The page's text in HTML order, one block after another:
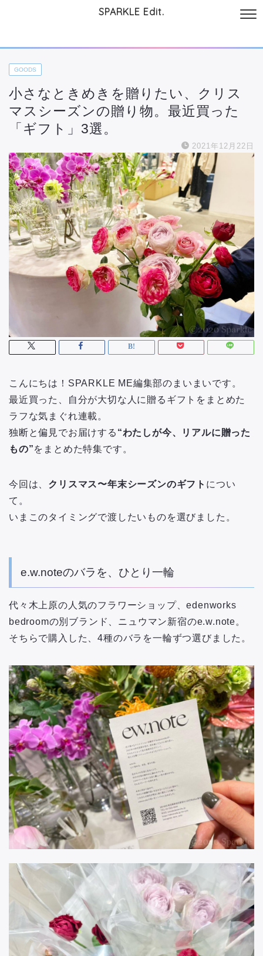
SPARKLE Edit.
GOODS
小さなときめきを贈りたい、クリス
マスシーズンの贈り物。最近買った
「ギフト」3選。
2021年12月22日
こんにちは！SPARKLE ME編集部のまいまいです。
最近買った、自分が大切な人に贈るギフトをまとめた
ラフな気まぐれ連載。
独断と偏見でお届けする “わたしが今、リアルに贈った
もの”をまとめた特集です。
今回は、 クリスマス〜年末シーズンのギフト につい
て。
いまこのタイミングで渡したいものを選びました。
e.w.noteのバラを、ひとり一輪
代々木上原の人気のフラワーショップ、edenworks
bedroomの別ブランド、ニュウマン新宿のe.w.note。
そちらで購入した、4種のバラを一輪ずつ選びました。